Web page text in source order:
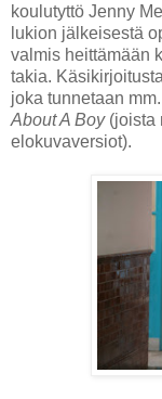
koulutyttö Jenny
lukion jälkeisestä
valmis heittämään
takia.
joka tunnetaan
About A Boy(joista
elokuvaversiot).